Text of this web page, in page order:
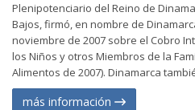
Plenipotenciario del Reino de
Bajos, firmó, en nombre de
noviembre de 2007 sobre el Cobro
los Niños y otros Miembros de la
Alimentos de 2007). Dinamarca
más información